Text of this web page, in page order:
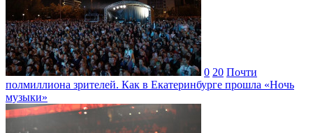
0 20 Почти
полмиллиона зрителей. Как в Екатеринбурге прошла «Ночь
музыки»